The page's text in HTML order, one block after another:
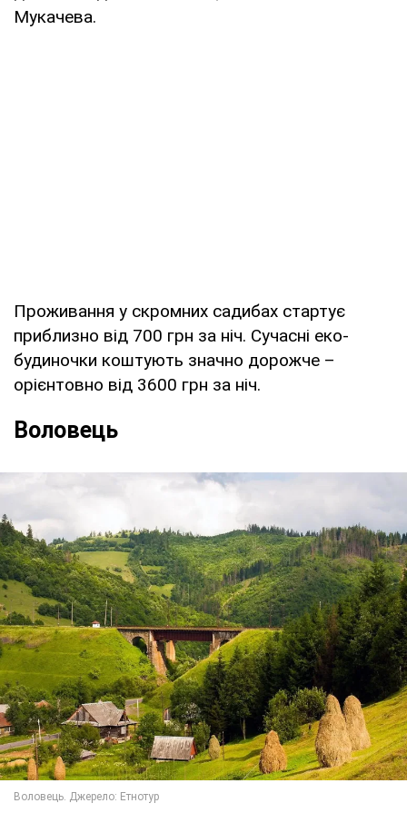
Мукачева.
Проживання у скромних садибах стартує
приблизно від 700 грн за ніч. Сучасні еко-
будиночки коштують значно дорожче –
орієнтовно від 3600 грн за ніч.
Воловець